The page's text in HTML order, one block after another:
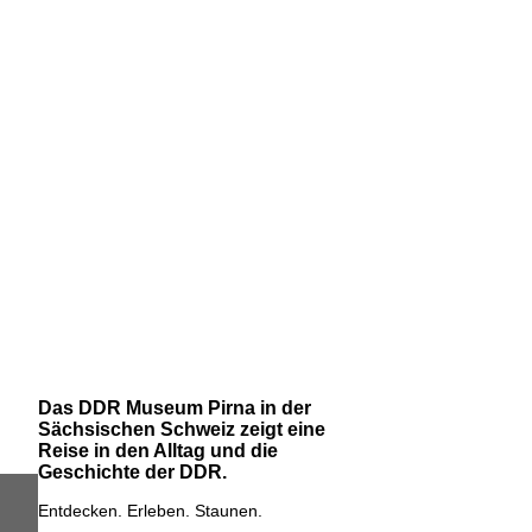
Das DDR Museum Pirna in der
Sächsischen Schweiz zeigt eine
Reise in den Alltag und die
Geschichte der DDR.
Entdecken. Erleben. Staunen.